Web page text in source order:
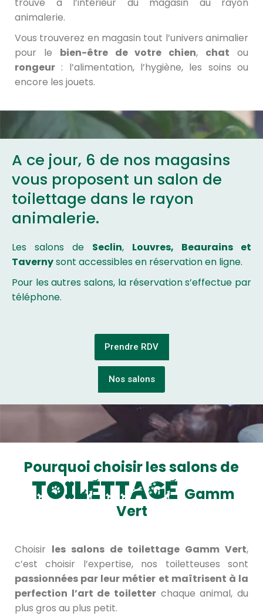
animalerie.
Vous trouverez en magasin tout l’univers animalier
pour le bien-être de votre chien, chat ou
rongeur : l’alimentation, l’hygiène, les soins ou
encore les jouets.
A ce jour, 6 de nos magasins
vous proposent un salon de
toilettage dans le rayon
animalerie.
Les salons de Seclin, Louvres, Beaurains et
Tavernysont accessibles en réservation en ligne.
Pour les autres salons, la réservation s’effectue par
téléphone.
Prendre RDV
Nos salons
Pourquoi choisir les salons de
toilettage Gamm
Vert
Choisir les salons de toilettage Gamm Vert,
c’est choisir l’expertise, nos toiletteuses sont
passionnées par leur métier et maîtrisent à la
perfection l’art de toiletter chaque animal, du
plus gros au plus petit.